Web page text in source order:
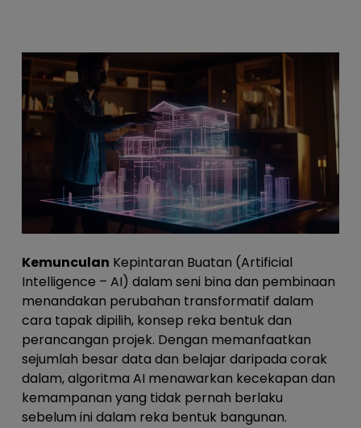
Kemunculan Kepintaran Buatan (Artificial
Intelligence – AI) dalam seni bina dan pembinaan
menandakan perubahan transformatif dalam
cara tapak dipilih, konsep reka bentuk dan
perancangan projek. Dengan memanfaatkan
sejumlah besar data dan belajar daripada corak
dalam, algoritma AI menawarkan kecekapan dan
kemampanan yang tidak pernah berlaku
sebelum ini dalam reka bentuk bangunan.